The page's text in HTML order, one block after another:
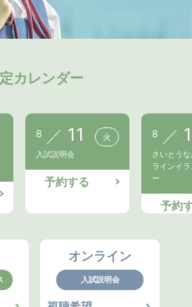
カレンダー
8 11 火
入試説明会
予約する
8
さいとう
ラインイ
ー
予約
オンライン
入試説明会